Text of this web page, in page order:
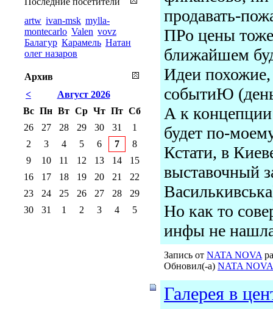
продавать-
ПРо цены
ближайшем
Идеи похожие,
событиЮ
А к концепции
будет по-
Кстати, в
выставочный
Но как то
инфы не
Запись от NATA NOVA
Обновил(-а) NATA NOVA
Галерея в
artw ivan-msk mylla-
montecarlo Valen vovz
Балагур Карамель Натан
олег назаров
Архив
<
Август 2026
Вс Пн Вт Ср Чт Пт Сб
26
27 28 29 30 31
1
2
3 4 5 6 7
8
9
10 11 12 13 14
15
16
17 18 19 20 21
22
23
24 25 26 27 28
29
30
31 1 2 3 4 5